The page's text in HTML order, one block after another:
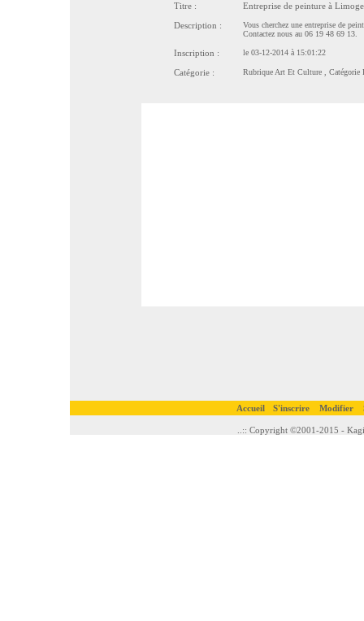
Titre :
Entreprise de peinture à
Description :
Vous cherchez une entreprise de
Contactez nous au 06 19 48 69 13.
Inscription : le 03-12-2014 à 15:01:22
Catégorie : Rubrique Art Et Culture, Catégorie
Accueil S'inscrire Modifier
..:: Copyright ©2001-2015 -